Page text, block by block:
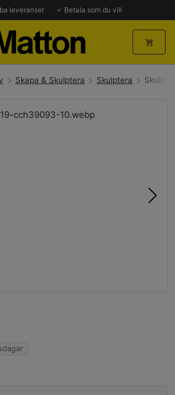
leveranser Betala som du vill
Skapa & Skulptera Skulptera
Nästa